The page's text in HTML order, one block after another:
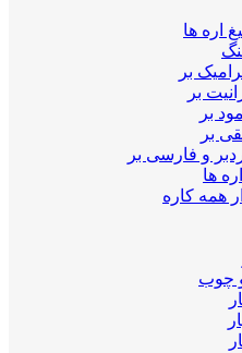
اره ها
بر
بر
بر
بر
و فارسی بر
ها
همه کاره
چوب